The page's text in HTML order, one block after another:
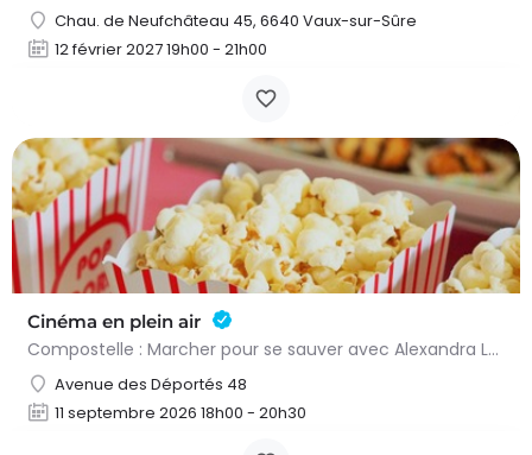
Chau. de Neufchâteau 45, 6640 Vaux-sur-Sûre
12 février 2027 19h00 - 21h00
Cinéma en plein air
Compostelle : Marcher pour se sauver avec Alexandra Lamy & Julien Le Berre, un film de Yann Samuel…
Avenue des Déportés 48
11 septembre 2026 18h00 - 20h30